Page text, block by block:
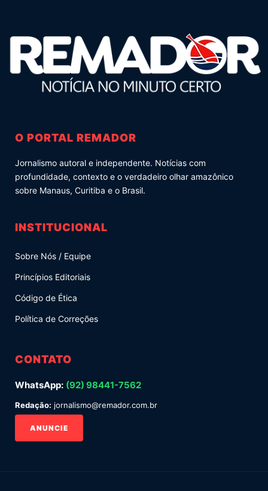
O PORTAL REMADOR
Jornalismo autoral e independente. Notícias com
profundidade, contexto e o verdadeiro olhar amazônico
sobre Manaus, Curitiba e o Brasil.
INSTITUCIONAL
Sobre Nós / Equipe
Princípios Editoriais
Código de Ética
Política de Correções
CONTATO
WhatsApp: (92) 98441-7562
Redação: jornalismo@remador.com.br
ANUNCIE